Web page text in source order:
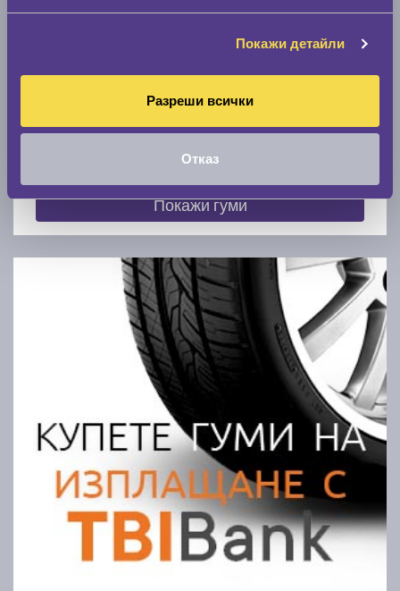
Покажи детайли
Разреши всички
Отказ
Модел
Покажи гуми